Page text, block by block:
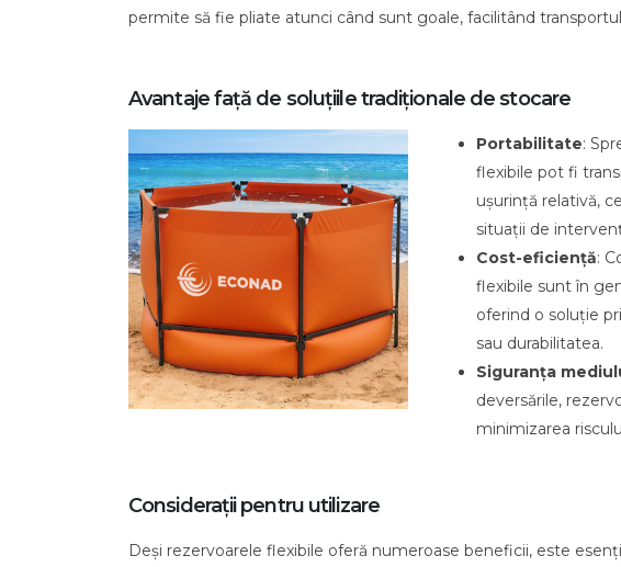
temporară
permite să fie pliate atunci când sunt goale, facilitând
Avantaje față de soluțiile tradiționale de stocare
Portabilitate:
flexibile pot fi
ușurință relativă,
situații de
Cost-eficiență:
flexibile sunt în
oferind o soluție
sau durabilitatea.
Siguranța
deversările,
minimizarea
Considerații pentru utilizare
Deși rezervoarele flexibile oferă numeroase beneficii, este